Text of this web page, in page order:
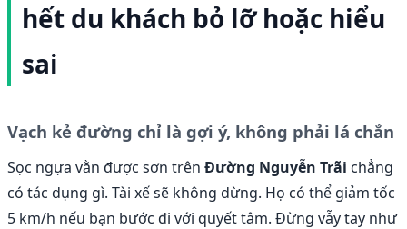
hết du khách bỏ lỡ hoặc hiểu
sai
Vạch kẻ đường chỉ là gợi ý, không phải lá chắn
Sọc ngựa vằn được sơn trên Đường Nguyễn Trãi chẳng
có tác dụng gì. Tài xế sẽ không dừng. Họ có thể giảm tốc
5 km/h nếu bạn bước đi với quyết tâm. Đừng vẫy tay như